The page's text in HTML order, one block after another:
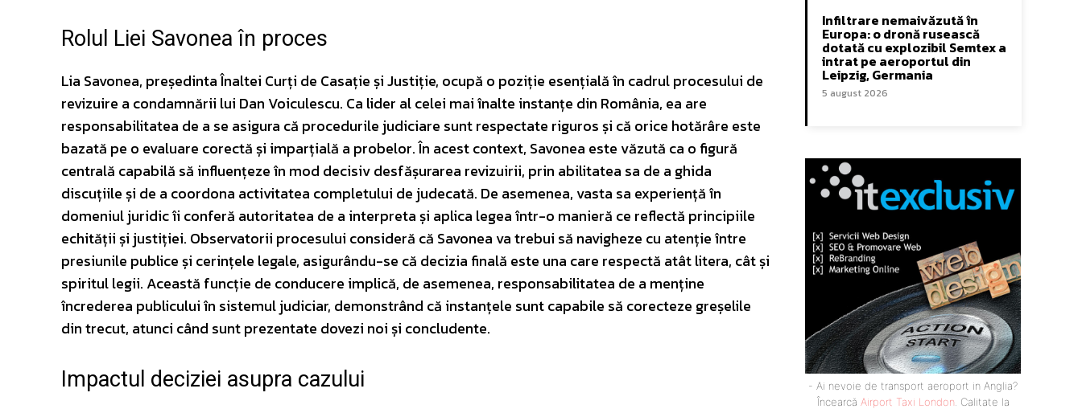
Rolul Liei Savonea în proces
Lia Savonea, președinta Înaltei Curți de Casație și Justiție, ocupă o poziție esențială în cadrul procesului de
revizuire a condamnării lui Dan Voiculescu. Ca lider al celei mai înalte instanțe din România, ea are
responsabilitatea de a se asigura că procedurile judiciare sunt respectate riguros și că orice hotărâre este
bazată pe o evaluare corectă și imparțială a probelor. În acest context, Savonea este văzută ca o figură
centrală capabilă să influențeze în mod decisiv desfășurarea revizuirii, prin abilitatea sa de a ghida
discuțiile și de a coordona activitatea completului de judecată. De asemenea, vasta sa experiență în
domeniul juridic îi conferă autoritatea de a interpreta și aplica legea într-o manieră ce reflectă principiile
echității și justiției. Observatorii procesului consideră că Savonea va trebui să navigheze cu atenție între
presiunile publice și cerințele legale, asigurându-se că decizia finală este una care respectă atât litera, cât și
spiritul legii. Această funcție de conducere implică, de asemenea, responsabilitatea de a menține
încrederea publicului în sistemul judiciar, demonstrând că instanțele sunt capabile să corecteze greșelile
din trecut, atunci când sunt prezentate dovezi noi și concludente.
Impactul deciziei asupra cazului
Infiltrare nemaivăzută în
Europa: o dronă rusească
dotată cu explozibil Semtex a
intrat pe aeroportul din
Leipzig, Germania
5 august 2026
- Ai nevoie de transport aeroport in Anglia?
Încearcă Airport Taxi London. Calitate la